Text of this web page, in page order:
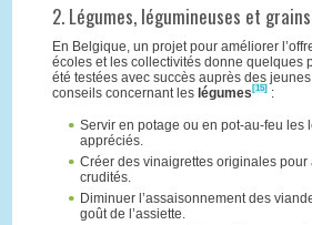
2. Légumes, légumineuses et
En Belgique, un projet pour améliorer
écoles et les collectivités donne quelques
été testées avec succès auprès des
conseils concernant les légumes [15] :
Servir en potage ou en pot-au-feu les
appréciés.
Créer des vinaigrettes originales pour
crudités.
Diminuer l’assaisonnement des
goût de l’assiette.